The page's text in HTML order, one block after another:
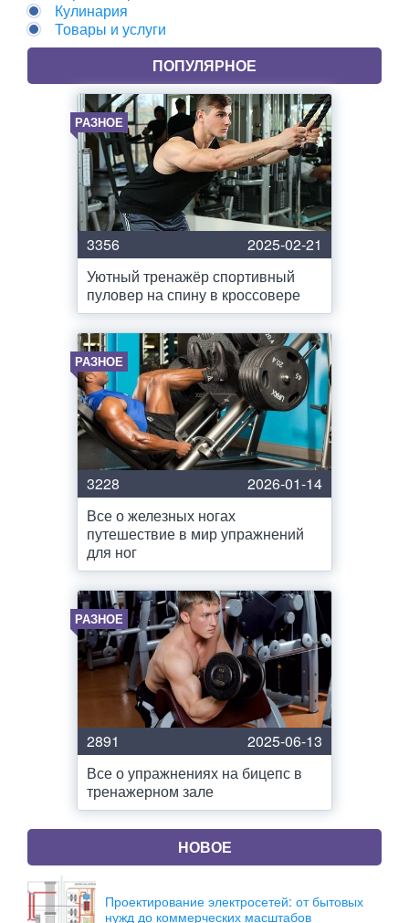
Кулинария
Товары и услуги
ПОПУЛЯРНОЕ
РАЗНОЕ
3356
2025-02-21
Уютный тренажёр спортивный
пуловер на спину в кроссовере
РАЗНОЕ
3228
2026-01-14
Все о железных ногах
путешествие в мир упражнений
для ног
РАЗНОЕ
2891
2025-06-13
Все о упражнениях на бицепс в
тренажерном зале
НОВОЕ
Проектирование электросетей: от бытовых
нужд до коммерческих масштабов